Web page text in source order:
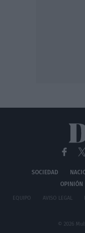
SOCIEDAD
OPINIÓN
EQUIPO AVISO LEGAL
© 2026